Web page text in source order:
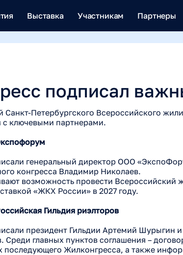
Выставка Участникам Партнеры
подписал
Санкт-Петербургского Всероссийского
ключевыми партнерами.
генеральный директор ООО
конгресса Владимир Николаев.
возможность провести Всероссийский
«ЖКХ России» в 2027 году.
Гильдия риэлторов
президент Гильдии Артемий Шурыгин
главных пунктов соглашения –
последующего Жилконгресса, а также